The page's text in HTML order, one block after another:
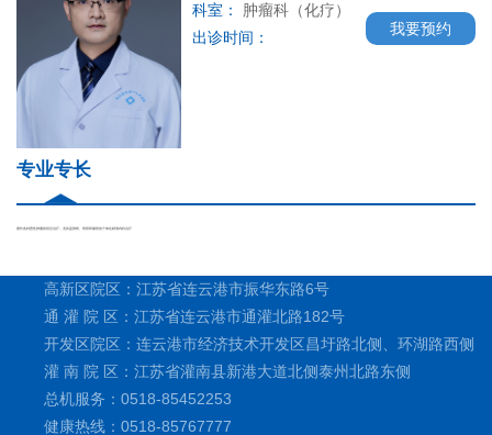
科室：
肿瘤科（化疗）
出诊时间：
我要预约
专业专长
擅长各种恶性肿瘤的综合治疗，尤其是肺癌、胃癌和肠癌的个体化精准内科治疗
高新区院区：江苏省连云港市振华东路6号
通 灌 院 区：江苏省连云港市通灌北路182号
开发区院区：连云港市经济技术开发区昌圩路北侧、环湖路西侧
灌 南 院 区：江苏省灌南县新港大道北侧泰州北路东侧
总机服务：0518-85452253
健康热线：0518-85767777